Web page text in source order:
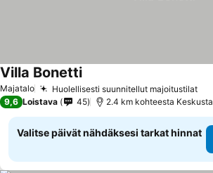
Majatalo Huolellisesti suunnitellut majoitustilat
Villa Bonetti
9,6 Loistava 45 2.4 km kohteesta Keskusta
Valitse päivät nähdäksesi tarkat hinnat